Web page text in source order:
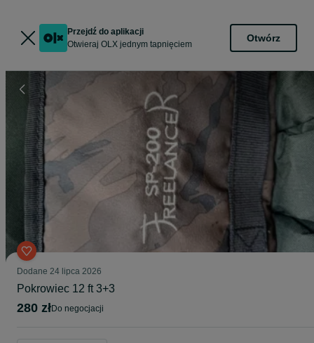
Przejdź do aplikacji
Otwieraj OLX jednym tapnięciem
Otwórz
Dodane 24 lipca 2026
Pokrowiec 12 ft 3+3
280 zł do negocjacji